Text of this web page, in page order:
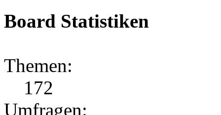
Board Statistiken
Themen:
172
Umfragen: